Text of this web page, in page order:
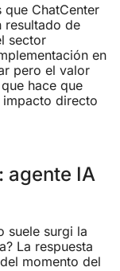
ChatCenter
resultado de
sector
en
pero el valor
hace que
directo
agente IA
suele surgi la
La respuesta
momento del